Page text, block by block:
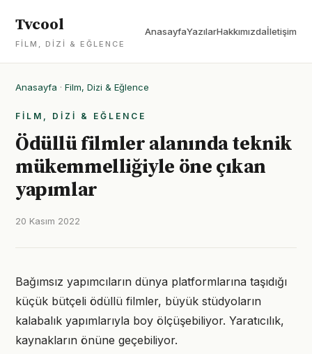
Tvcool
FILM, DIZI & EĞLENCE
AnasayfaYazılarHakkımızdaİletişim
Anasayfa · Film, Dizi & Eğlence
FILM, DIZI & EĞLENCE
Ödüllü filmler alanında teknik
mükemmelliğiyle öne çıkan
yapımlar
20 Kasım 2022
Bağımsız yapımcıların dünya platformlarına taşıdığı
küçük bütçeli ödüllü filmler, büyük stüdyoların
kalabalık yapımlarıyla boy ölçüşebiliyor. Yaratıcılık,
kaynakların önüne geçebiliyor.